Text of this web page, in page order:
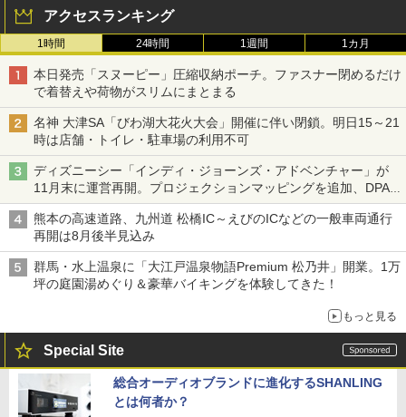
アクセスランキング
1時間 24時間 1週間 1カ月
本日発売「スヌーピー」圧縮収納ポーチ。ファスナー閉めるだけ
で着替えや荷物がスリムにまとまる
名神 大津SA「びわ湖大花火大会」開催に伴い閉鎖。明日15～21
時は店舗・トイレ・駐車場の利用不可
ディズニーシー「インディ・ジョーンズ・アドベンチャー」が
11月末に運営再開。プロジェクションマッピングを追加、DPA
は1500円
熊本の高速道路、九州道 松橋IC～えびのICなどの一般車両通行
再開は8月後半見込み
群馬・水上温泉に「大江戸温泉物語Premium 松乃井」開業。1万
坪の庭園湯めぐり＆豪華バイキングを体験してきた！
もっと見る
Special Site
総合オーディオブランドに進化するSHANLING
とは何者か？